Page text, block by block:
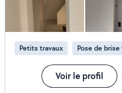
Petits travaux Pose de brise
Voir le profil